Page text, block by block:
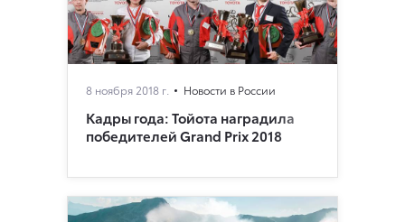
8 ноября 2018 г. Новости в России
Кадры года: Тойота наградила
победителей Grand Prix 2018